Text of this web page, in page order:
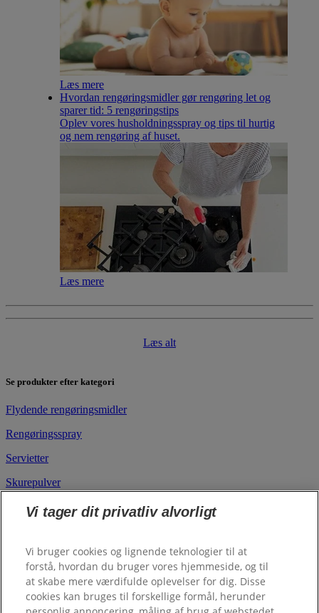
Læs mere
Hvordan rengøringsmidler gør rengøring let og
sparer tid: 5 rengøringstips
Oplev vores husholdningsspray og tips til hurtig
og nem rengøring af huset.
Læs mere
Læs alt
Se produkter efter kategori
Flydende rengøringsmidler
Rengøringsspray
Servietter
Skurepulver
Se rengøringsprodukter efter rum/overflade
Køkken
Badeværelse
​Vinduer & Spejle
Vi tager dit privatliv alvorligt
Vi bruger cookies og lignende teknologier til at
forstå, hvordan du bruger vores hjemmeside, og til
at skabe mere værdifulde oplevelser for dig. Disse
cookies kan bruges til forskellige formål, herunder